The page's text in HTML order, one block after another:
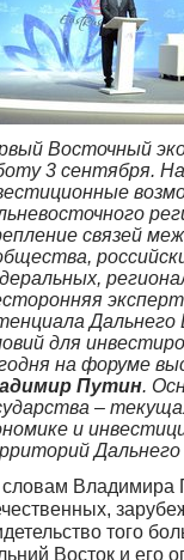
Восточный
3 сентября.
связей
Дальнего
для
на форуме
Путин.
–
и
Владимира
того
Восток и его